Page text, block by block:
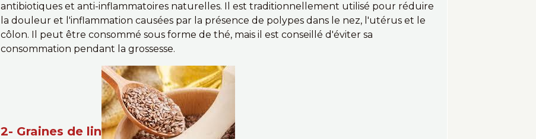
antibiotiques et anti-inflammatoires naturelles. Il est traditionnellement utilisé pour réduire
la douleur et l'inflammation causées par la présence de polypes dans le nez, l'utérus et le
côlon. Il peut être consommé sous forme de thé, mais il est conseillé d'éviter sa
consommation pendant la grossesse.
2- Graines de lin